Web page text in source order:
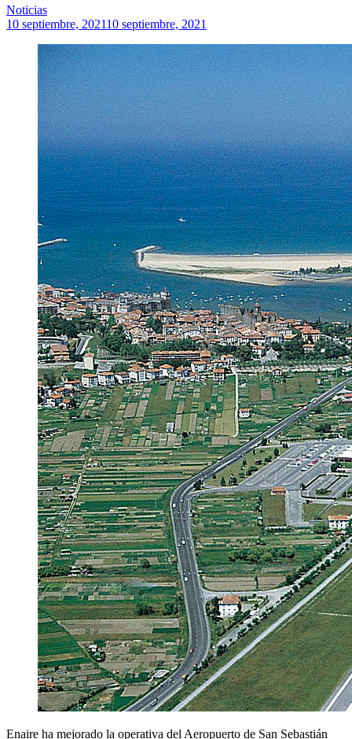
Noticias
10 septiembre, 202110 septiembre, 2021
Enaire ha mejorado la operativa del Aeropuerto de San Sebastián